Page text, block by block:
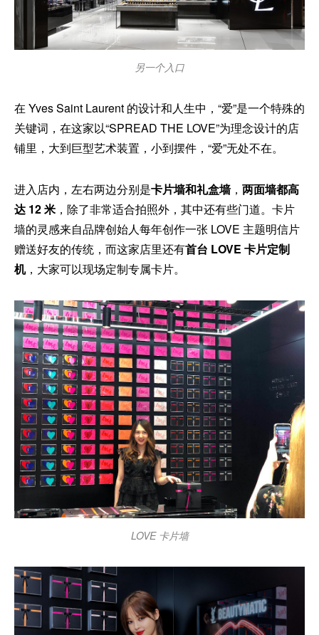
另一个入口
在 Yves Saint Laurent 的设计和人生中，“爱”是一个特殊的
关键词，在这家以“SPREAD THE LOVE”为理念设计的店
铺里，大到巨型艺术装置，小到摆件，“爱”无处不在。
进入店内，左右两边分别是卡片墙和礼盒墙， 两面墙都高
达 12 米 ，除了非常适合拍照外，其中还有些门道。卡片
墙的灵感来自品牌创始人每年创作一张 LOVE 主题明信片
赠送好友的传统，而这家店里还有首台 LOVE 卡片定制
机，大家可以现场定制专属卡片。
LOVE 卡片墙